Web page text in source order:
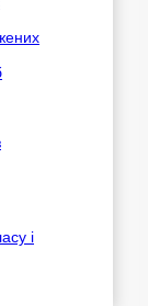
і